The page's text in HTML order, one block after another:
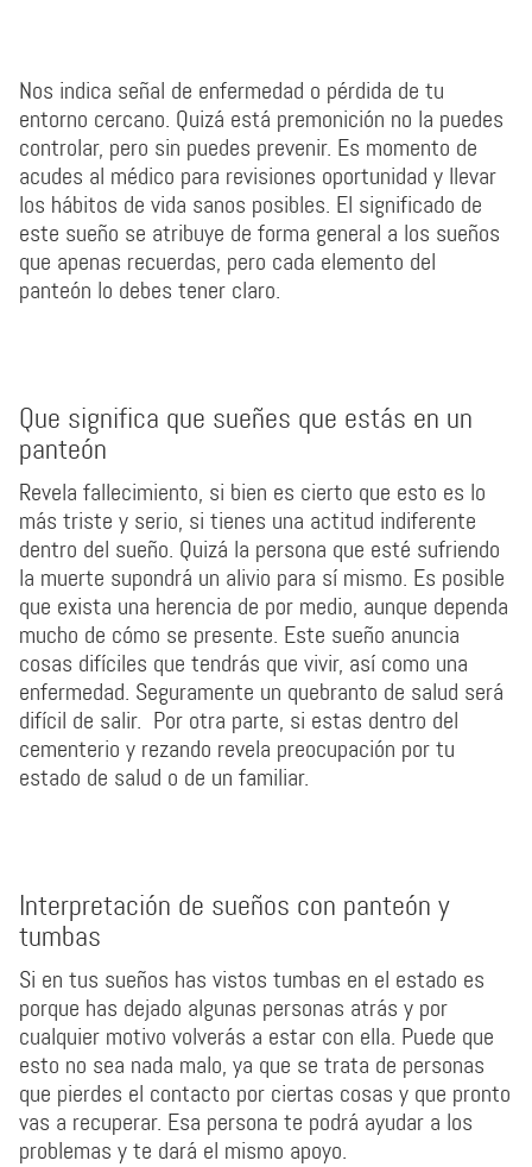
Nos indica señal de enfermedad o pérdida de tu
entorno cercano. Quizá está premonición no la puedes
controlar, pero sin puedes prevenir. Es momento de
acudes al médico para revisiones oportunidad y llevar
los hábitos de vida sanos posibles. El significado de
este sueño se atribuye de forma general a los sueños
que apenas recuerdas, pero cada elemento del
panteón lo debes tener claro.
Que significa que sueñes que estás en un
panteón
Revela fallecimiento, si bien es cierto que esto es lo
más triste y serio, si tienes una actitud indiferente
dentro del sueño. Quizá la persona que esté sufriendo
la muerte supondrá un alivio para sí mismo. Es posible
que exista una herencia de por medio, aunque dependa
mucho de cómo se presente. Este sueño anuncia
cosas difíciles que tendrás que vivir, así como una
enfermedad. Seguramente un quebranto de salud será
difícil de salir. Por otra parte, si estas dentro del
cementerio y rezando revela preocupación por tu
estado de salud o de un familiar.
Interpretación de sueños con panteón y
tumbas
Si en tus sueños has vistos tumbas en el estado es
porque has dejado algunas personas atrás y por
cualquier motivo volverás a estar con ella. Puede que
esto no sea nada malo, ya que se trata de personas
que pierdes el contacto por ciertas cosas y que pronto
vas a recuperar. Esa persona te podrá ayudar a los
problemas y te dará el mismo apoyo.